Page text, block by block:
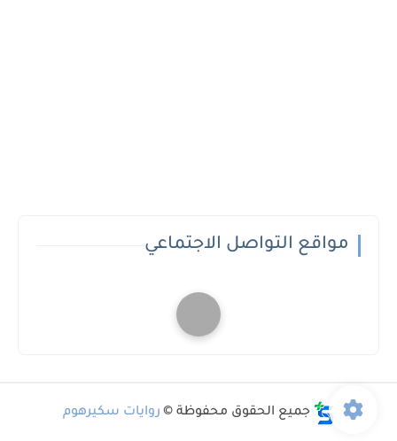
مواقع التواصل الاجتماعي
جميع الحقوق محفوظة © روايات سكيرهوم